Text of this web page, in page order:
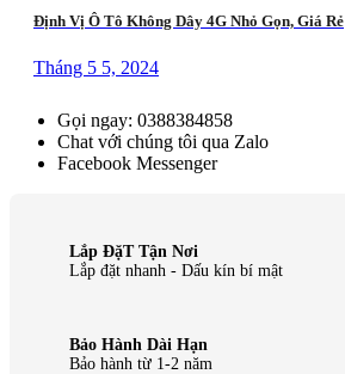
Định Vị Ô Tô Không Dây 4G Nhỏ Gọn, Giá Rẻ
Tháng 5 5, 2024
Gọi ngay: 0388384858
Chat với chúng tôi qua Zalo
Facebook Messenger
Lắp ĐặT Tận Nơi
Lắp đặt nhanh - Dấu kín bí mật
Bảo Hành Dài Hạn
Bảo hành từ 1-2 năm